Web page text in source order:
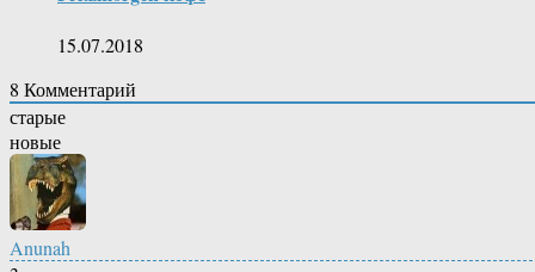
15.07.2018
8 Комментарий
старые
новые
Anunah